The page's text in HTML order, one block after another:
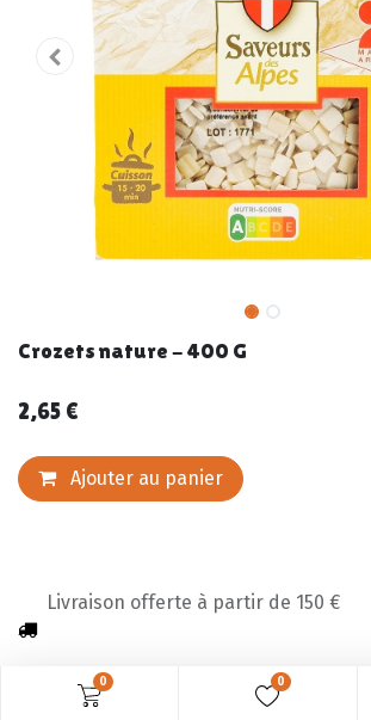
0 0
Crozets nature - 400 G
2,65 €
Ajouter au panier
Livraison offerte à partir de 150 €